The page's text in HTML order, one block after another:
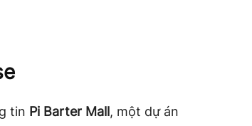
tin Pi Barter Mall, một dự án